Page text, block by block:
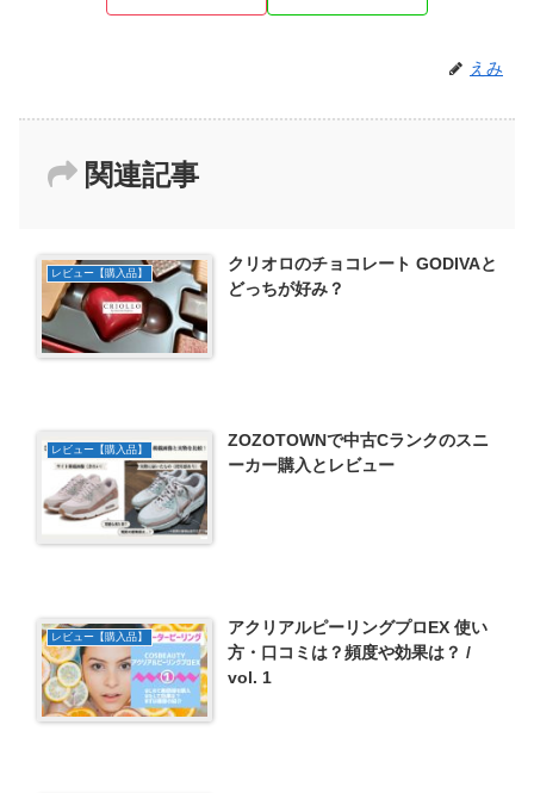
えみ
関連記事
レビュー【購入品】
クリオロのチョコレート GODIVAと
どっちが好み？
レビュー【購入品】
ZOZOTOWNで中古Cランクのスニ
ーカー購入とレビュー
レビュー【購入品】
アクリアルピーリングプロEX 使い
方・口コミは？頻度や効果は？ /
vol. 1